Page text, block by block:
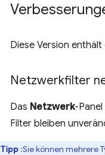
Diese Version
Netzwerkfilter
Das Netzwerk-
Filter bleiben
Tipp :Sie können mehrere